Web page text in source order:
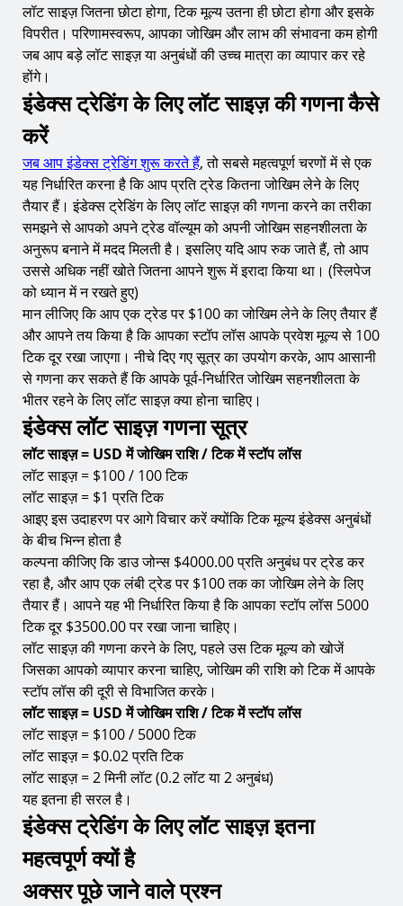
लॉट साइज़ जितना छोटा होगा, टिक मूल्य उतना ही छोटा होगा और इसके
विपरीत। परिणामस्वरूप, आपका जोखिम और लाभ की संभावना कम होगी
जब आप बड़े लॉट साइज़ या अनुबंधों की उच्च मात्रा का व्यापार कर रहे
होंगे।
इंडेक्स ट्रेडिंग के लिए लॉट साइज़ की गणना कैसे
करें
जब आप इंडेक्स ट्रेडिंग शुरू करते हैं, तो सबसे महत्वपूर्ण चरणों में से एक
यह निर्धारित करना है कि आप प्रति ट्रेड कितना जोखिम लेने के लिए
तैयार हैं। इंडेक्स ट्रेडिंग के लिए लॉट साइज़ की गणना करने का तरीका
समझने से आपको अपने ट्रेड वॉल्यूम को अपनी जोखिम सहनशीलता के
अनुरूप बनाने में मदद मिलती है। इसलिए यदि आप रुक जाते हैं, तो आप
उससे अधिक नहीं खोते जितना आपने शुरू में इरादा किया था। (स्लिपेज
को ध्यान में न रखते हुए)
मान लीजिए कि आप एक ट्रेड पर $100 का जोखिम लेने के लिए तैयार हैं
और आपने तय किया है कि आपका स्टॉप लॉस आपके प्रवेश मूल्य से 100
टिक दूर रखा जाएगा। नीचे दिए गए सूत्र का उपयोग करके, आप आसानी
से गणना कर सकते हैं कि आपके पूर्व-निर्धारित जोखिम सहनशीलता के
भीतर रहने के लिए लॉट साइज़ क्या होना चाहिए।
इंडेक्स लॉट साइज़ गणना सूत्र
लॉट साइज़ = USD में जोखिम राशि / टिक में स्टॉप लॉस
लॉट साइज़ = $100 / 100 टिक
लॉट साइज़ = $1 प्रति टिक
आइए इस उदाहरण पर आगे विचार करें क्योंकि टिक मूल्य इंडेक्स अनुबंधों
के बीच भिन्न होता है
कल्पना कीजिए कि डाउ जोन्स $4000.00 प्रति अनुबंध पर ट्रेड कर
रहा है, और आप एक लंबी ट्रेड पर $100 तक का जोखिम लेने के लिए
तैयार हैं। आपने यह भी निर्धारित किया है कि आपका स्टॉप लॉस 5000
टिक दूर $3500.00 पर रखा जाना चाहिए।
लॉट साइज़ की गणना करने के लिए, पहले उस टिक मूल्य को खोजें
जिसका आपको व्यापार करना चाहिए, जोखिम की राशि को टिक में आपके
स्टॉप लॉस की दूरी से विभाजित करके।
लॉट साइज़ = USD में जोखिम राशि / टिक में स्टॉप लॉस
लॉट साइज़ = $100 / 5000 टिक
लॉट साइज़ = $0.02 प्रति टिक
लॉट साइज़ = 2 मिनी लॉट (0.2 लॉट या 2 अनुबंध)
यह इतना ही सरल है।
इंडेक्स ट्रेडिंग के लिए लॉट साइज़ इतना
महत्वपूर्ण क्यों है
अक्सर पूछे जाने वाले प्रश्न